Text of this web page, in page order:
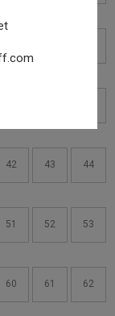
42 43 44
51 52 53
60 61 62